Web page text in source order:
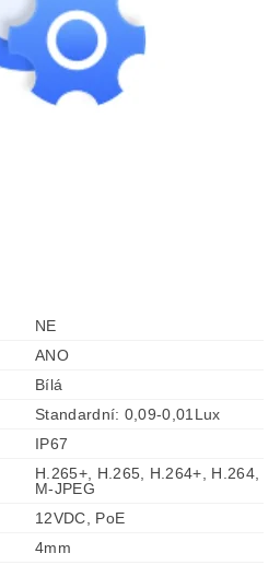
NE
ANO
Bílá
Standardní: 0,09-0,01Lux
IP67
H.265+, H.265, H.264+, H.264,
M-JPEG
12VDC, PoE
4mm